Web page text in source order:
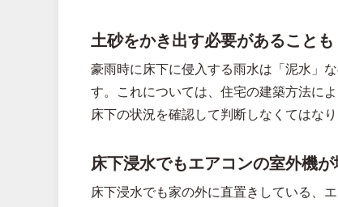
土砂をかき出す必要があることも
豪雨時に床下に侵入する雨水は「泥水」
す。これについては、住宅の建築方法に
床下の状況を確認して判断しなくてはなり
床下浸水でもエアコンの室外機
床下浸水でも家の外に直置きしている、